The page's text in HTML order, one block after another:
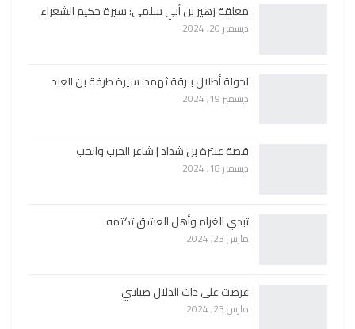
معلقة زهير بن أبي سلمى: سيرة حكيم الشعراء
ديسمبر 20, 2024
لخولة أطلال ببرقة ثهمد: سيرة طرفة بن العبد
ديسمبر 19, 2024
قصة عنترة بن شداد | شاعر الحرب والحب
ديسمبر 18, 2024
تبدي الغرام وأهل العشق تكتمه
مارس 23, 2024
عرضت على ذات الدلال صبابتي
مارس 23, 2024